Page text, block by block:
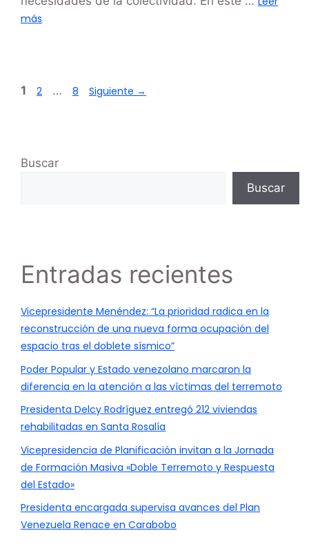
más
1 2 … 8 Siguiente →
Buscar
Buscar
Entradas recientes
Vicepresidente Menéndez: “La prioridad radica en la
reconstrucción de una nueva forma ocupación del
espacio tras el doblete sísmico”
Poder Popular y Estado venezolano marcaron la
diferencia en la atención a las víctimas del terremoto
Presidenta Delcy Rodríguez entregó 212 viviendas
rehabilitadas en Santa Rosalía
Vicepresidencia de Planificación invitan a la Jornada
de Formación Masiva «Doble Terremoto y Respuesta
del Estado»
Presidenta encargada supervisa avances del Plan
Venezuela Renace en Carabobo